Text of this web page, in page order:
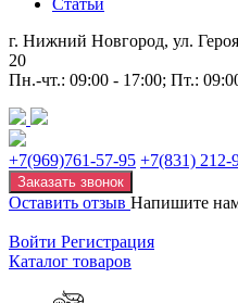
Статьи
г. Нижний Новгород, ул.
20
Пн.-чт.: 09:00 - 17:00; Пт.:
+7(969)761-57-95 +7(831) 212-
Заказать звонок
Оставить отзыв Напишите
Войти Регистрация
Каталог товаров